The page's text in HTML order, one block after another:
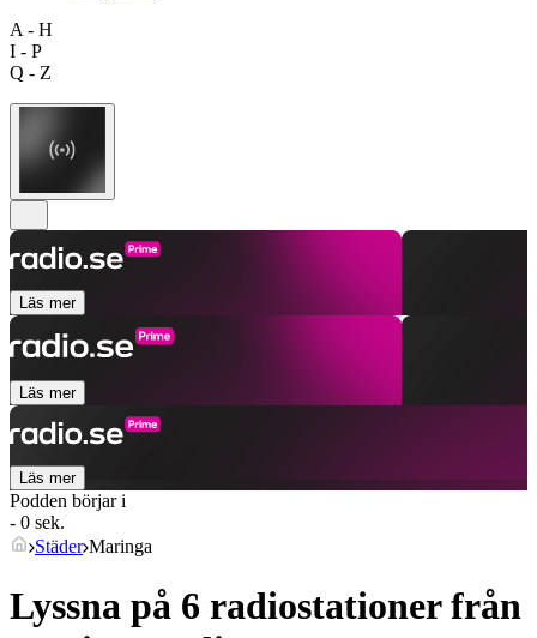
A - H
I - P
Q - Z
Läs mer
Läs mer
Läs mer
Podden börjar i
- 0 sek.
Städer Maringa
Lyssna på 6 radiostationer från